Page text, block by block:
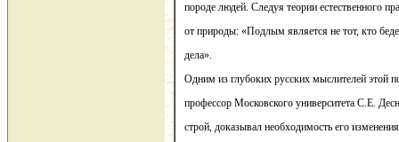
породе людей. Следуя теории естественного
от природы: «Подлым является не тот, кто
дела».
Одним из глубоких русских мыслителей этой
профессор Московского университета С.Е.
строй, доказывал необходимость его